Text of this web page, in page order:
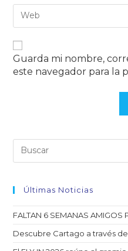
Guarda mi nombre,
este navegador para la
Últimas Noticias
FALTAN 6 SEMANAS AMIGOS
Descubre Cartago a través